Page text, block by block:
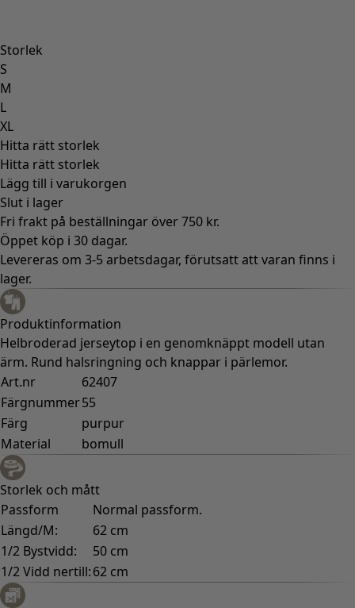
Storlek
S
M
L
XL
Hitta rätt storlek
Hitta rätt storlek
Lägg till i varukorgen
Slut i lager
Fri frakt på beställningar över 750 kr.
Öppet köp i 30 dagar.
Levereras om 3-5 arbetsdagar, förutsatt att varan finns i
lager.
Produktinformation
Helbroderad jerseytop i en genomknäppt modell utan
ärm. Rund halsringning och knappar i pärlemor.
Art.nr
62407
Färgnummer55
Färg
purpur
Material
bomull
Storlek och mått
Passform
Normal passform.
Längd/M:
62 cm
1/2 Bystvidd:
50 cm
1/2 Vidd nertill:62 cm